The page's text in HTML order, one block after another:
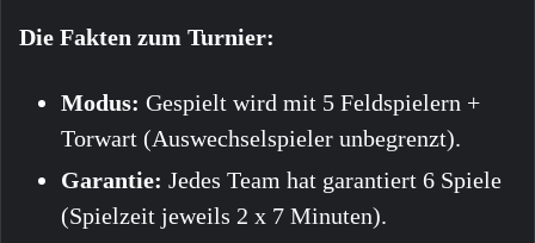
Die Fakten zum Turnier:
Modus: Gespielt wird mit 5 Feldspielern +
Torwart (Auswechselspieler unbegrenzt).
Garantie: Jedes Team hat garantiert 6 Spiele
(Spielzeit jeweils 2 x 7 Minuten).